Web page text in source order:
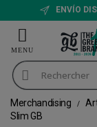
ENVÍO
Merchandising
Slim GB